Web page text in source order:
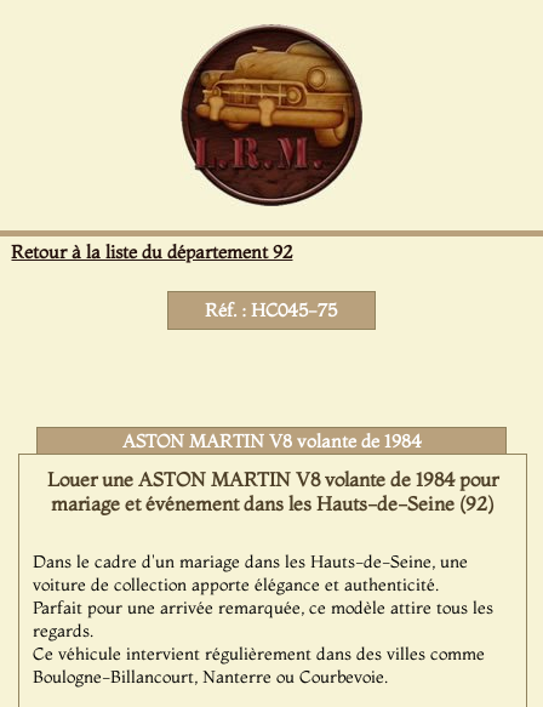
Retour à la liste du département 92
Réf. : HC045-75
ASTON MARTIN V8 volante de 1984
Louer une ASTON MARTIN V8 volante de 1984 pour
mariage et événement dans les Hauts-de-Seine (92)
Dans le cadre d'un mariage dans les Hauts-de-Seine, une
voiture de collection apporte élégance et authenticité.
Parfait pour une arrivée remarquée, ce modèle attire tous les
regards.
Ce véhicule intervient régulièrement dans des villes comme
Boulogne-Billancourt, Nanterre ou Courbevoie.